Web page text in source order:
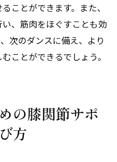
ことができます。また、
、筋肉をほぐすことも効
次のダンスに備え、より
ことができるでしょう。
の膝関節サポ
方